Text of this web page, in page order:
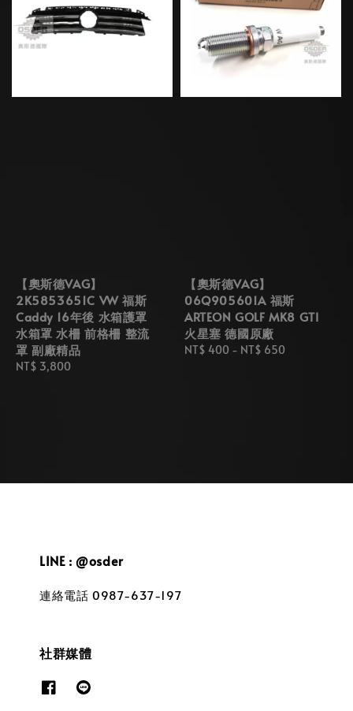
【奧斯德VAG】
2K5853651C VW 福斯
Caddy 16年後 水箱護罩
水箱罩 水柵 前格柵 整流
罩 副廠精品
Regular
NT$ 3,800
【奧斯德VAG】
06Q905601A 福斯
ARTEON GOLF MK8 GTI
火星塞 德國原廠
Regular
NT$ 400 - NT$ 650
LINE : @osder
連絡電話 0987-637-197
社群媒體